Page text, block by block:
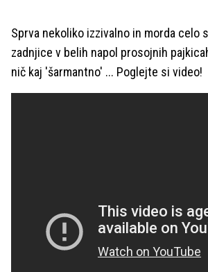
Sprva nekoliko izzivalno in morda celo
zadnjice v belih napol prosojnih
nič kaj 'šarmantno' ... Poglejte si video!